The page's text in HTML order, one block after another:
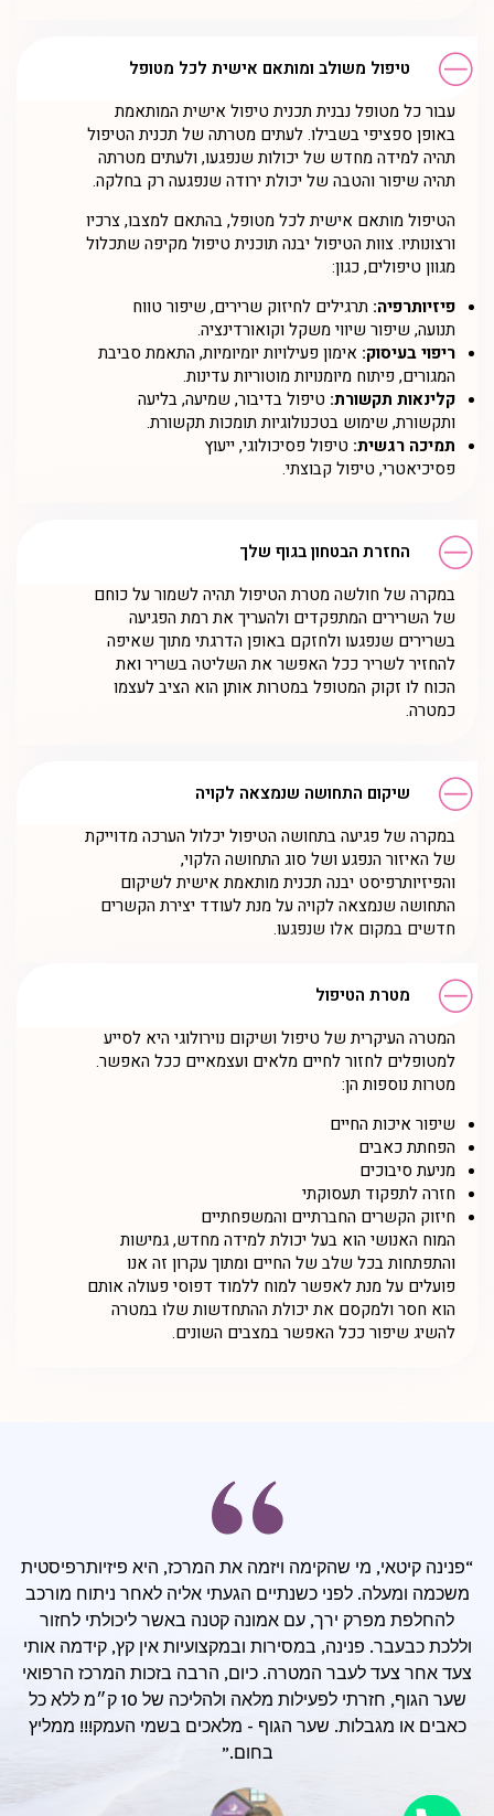
טיפול משולב ומותאם אישית לכל מטופל
עבור כל מטופל נבנית תכנית טיפול אישית המותאמת
באופן ספציפי בשבילו. לעתים מטרתה של תכנית הטיפול
תהיה למידה מחדש של יכולות שנפגעו, ולעתים מטרתה
תהיה שיפור והטבה של יכולת ירודה שנפגעה רק בחלקה.
הטיפול מותאם אישית לכל מטופל, בהתאם למצבו, צרכיו
ורצונותיו. צוות הטיפול יבנה תוכנית טיפול מקיפה שתכלול
מגוון טיפולים, כגון:
פיזיותרפיה: תרגילים לחיזוק שרירים, שיפור טווח
תנועה, שיפור שיווי משקל וקואורדינציה.
ריפוי בעיסוק: אימון פעילויות יומיומיות, התאמת סביבת
המגורים, פיתוח מיומנויות מוטוריות עדינות.
קלינאות תקשורת: טיפול בדיבור, שמיעה, בליעה
ותקשורת, שימוש בטכנולוגיות תומכות תקשורת.
תמיכה רגשית: טיפול פסיכולוגי, ייעוץ
פסיכיאטרי, טיפול קבוצתי.
החזרת הבטחון בגוף שלך
במקרה של חולשה מטרת הטיפול תהיה לשמור על כוחם
של השרירים המתפקדים ולהעריך את רמת הפגיעה
בשרירים שנפגעו ולחזקם באופן הדרגתי מתוך שאיפה
להחזיר לשריר ככל האפשר את השליטה בשריר ואת
הכוח לו זקוק המטופל במטרות אותן הוא הציב לעצמו
כמטרה.
שיקום התחושה שנמצאה לקויה
במקרה של פגיעה בתחושה הטיפול יכלול הערכה מדוייקת
של האיזור הנפגע ושל סוג התחושה הלקוי,
והפיזיותרפיסט יבנה תכנית מותאמת אישית לשיקום
התחושה שנמצאה לקויה על מנת לעודד יצירת הקשרים
חדשים במקום אלו שנפגעו.
מטרת הטיפול
המטרה העיקרית של טיפול ושיקום נוירולוגי היא לסייע
למטופלים לחזור לחיים מלאים ועצמאיים ככל האפשר.
מטרות נוספות הן:
שיפור איכות החיים
הפחתת כאבים
מניעת סיבוכים
חזרה לתפקוד תעסוקתי
חיזוק הקשרים החברתיים והמשפחתיים
המוח האנושי הוא בעל יכולת למידה מחדש, גמישות
והתפתחות בכל שלב של החיים ומתוך עקרון זה אנו
פועלים על מנת לאפשר למוח ללמוד דפוסי פעולה אותם
הוא חסר ולמקסם את יכולת ההתחדשות שלו במטרה
להשיג שיפור ככל האפשר במצבים השונים.
“פנינה קיטאי, מי שהקימה ויזמה את המרכז, היא פיזיותרפיסטית
משכמה ומעלה. לפני כשנתיים הגעתי אליה לאחר ניתוח מורכב
להחלפת מפרק ירך, עם אמונה קטנה באשר ליכולתי לחזור
וללכת כבעבר. פנינה, במסירות ובמקצועיות אין קץ, קידמה אותי
צעד אחר צעד לעבר המטרה. כיום, הרבה בזכות המרכז הרפואי
שער הגוף, חזרתי לפעילות מלאה ולהליכה של 10 ק״מ ללא כל
כאבים או מגבלות. שער הגוף - מלאכים בשמי העמק!!! ממליץ
בחום.”